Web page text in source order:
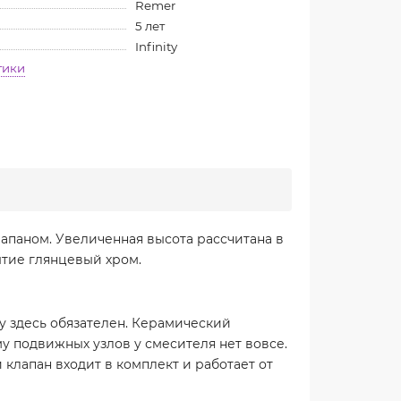
Remer
5 лет
Infinity
Увеличенная высота рассчитана в
глянцевый хром.
здесь обязателен. Керамический
подвижных узлов у смесителя нет вовсе.
входит в комплект и работает от